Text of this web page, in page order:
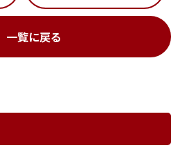
一覧に戻る